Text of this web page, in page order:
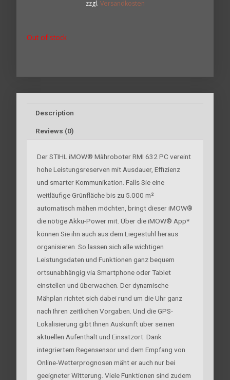
zzgl. Versandkosten
Out of stock
Description
Reviews (0)
Der STIHL iMOW® Mähroboter RMI 632 PC vereint
hohe Leistungsreserven mit Ausdauer, Effizienz
und smarter Kommunikation. Falls Sie eine
weitläufige Grünfläche bis zu 5.000 m²
automatisch mähen möchten, bringt dieser iMOW®
die nötige Akku-Power mit. Über die iMOW® App*
können Sie ihn auch aus dem Liegestuhl heraus
organisieren. So lassen sich alle wichtigen
Leistungsdaten und Funktionen ganz bequem
ortsunabhängig via Smartphone oder Tablet
einstellen und überwachen. Der dynamische
Mähplan richtet sich dabei rund um die Uhr ganz
nach Ihren zeitlichen Vorgaben. Und die GPS-
Lokalisierung gibt Ihnen Auskunft über seinen
aktuellen Aufenthalt und Einsatzort. Dank
integriertem Regensensor und dem Empfang von
Online-Wetterprognosen mäht er auch nur bei
geeigneter Witterung. Viele Funktionen sind zudem